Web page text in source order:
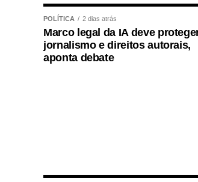
Em nota, a Prefeitura de
da ex-secretária.
Segundo o município,
incluindo férias e
Sobre os 60 dias de
POLÍTICA 2 dias atrás
Marco legal da IA deve
jornalismo e direitos autorais,
aponta debate